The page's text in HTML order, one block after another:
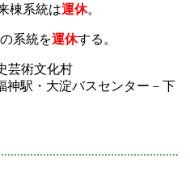
棟系統は運休。
系統を運休する。
芸術文化村
駅・大淀バスセンター－下